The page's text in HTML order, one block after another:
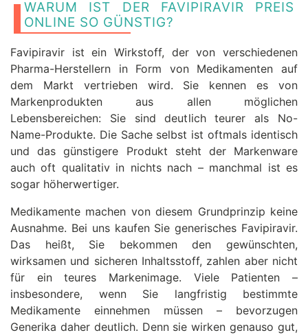
WARUM IST DER FAVIPIRAVIR PREIS
ONLINE SO GÜNSTIG?
Favipiravir ist ein Wirkstoff, der von verschiedenen
Pharma-Herstellern in Form von Medikamenten auf
dem Markt vertrieben wird. Sie kennen es von
Markenprodukten aus allen möglichen
Lebensbereichen: Sie sind deutlich teurer als No-
Name-Produkte. Die Sache selbst ist oftmals identisch
und das günstigere Produkt steht der Markenware
auch oft qualitativ in nichts nach – manchmal ist es
sogar höherwertiger.
Medikamente machen von diesem Grundprinzip keine
Ausnahme. Bei uns kaufen Sie generisches Favipiravir.
Das heißt, Sie bekommen den gewünschten,
wirksamen und sicheren Inhaltsstoff, zahlen aber nicht
für ein teures Markenimage. Viele Patienten –
insbesondere, wenn Sie langfristig bestimmte
Medikamente einnehmen müssen – bevorzugen
Generika daher deutlich. Denn sie wirken genauso gut,